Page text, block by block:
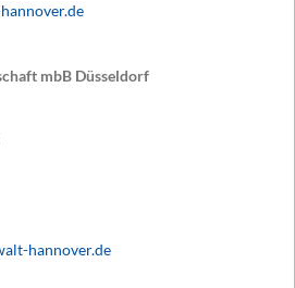
mbB Düsseldorf
hannover.de